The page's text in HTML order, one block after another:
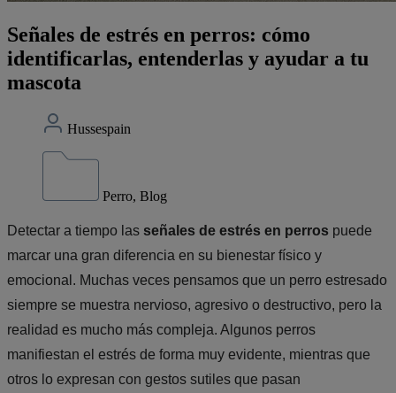
Señales de estrés en perros: cómo
identificarlas, entenderlas y ayudar a tu
mascota
Hussespain
Perro, Blog
Detectar a tiempo las señales de estrés en perros puede
marcar una gran diferencia en su bienestar físico y
emocional. Muchas veces pensamos que un perro estresado
siempre se muestra nervioso, agresivo o destructivo, pero la
realidad es mucho más compleja. Algunos perros
manifiestan el estrés de forma muy evidente, mientras que
otros lo expresan con gestos sutiles que pasan